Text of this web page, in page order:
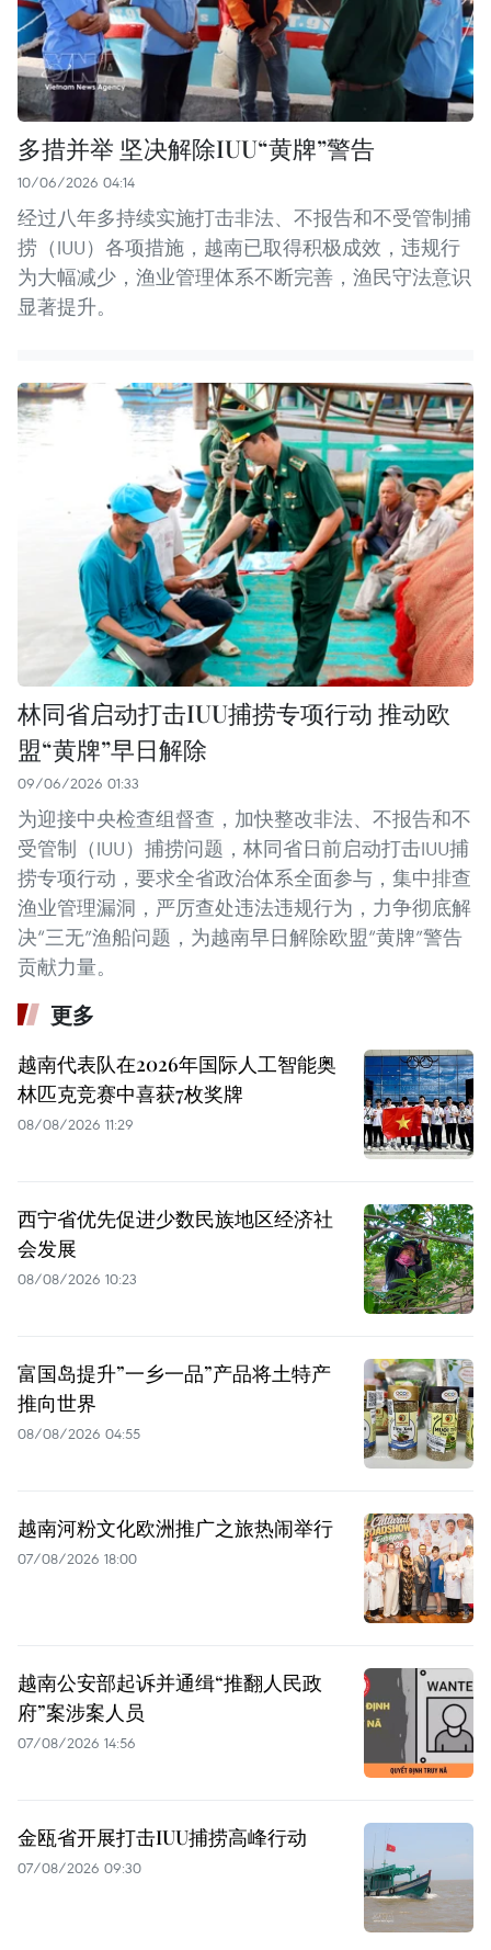
多措并举 坚决解除IUU“黄牌”警告
10/06/2026 04:14
经过八年多持续实施打击非法、不报告和不受管制捕
捞（IUU）各项措施，越南已取得积极成效，违规行
为大幅减少，渔业管理体系不断完善，渔民守法意识
显著提升。
林同省启动打击IUU捕捞专项行动 推动欧
盟“黄牌”早日解除
09/06/2026 01:33
为迎接中央检查组督查，加快整改非法、不报告和不
受管制（IUU）捕捞问题，林同省日前启动打击IUU捕
捞专项行动，要求全省政治体系全面参与，集中排查
渔业管理漏洞，严厉查处违法违规行为，力争彻底解
决“三无”渔船问题，为越南早日解除欧盟“黄牌”警告
贡献力量。
更多
越南代表队在2026年国际人工智能奥
林匹克竞赛中喜获7枚奖牌
08/08/2026 11:29
西宁省优先促进少数民族地区经济社
会发展
08/08/2026 10:23
富国岛提升”一乡一品”产品将土特产
推向世界
08/08/2026 04:55
越南河粉文化欧洲推广之旅热闹举行
07/08/2026 18:00
越南公安部起诉并通缉“推翻人民政
府”案涉案人员
07/08/2026 14:56
金瓯省开展打击IUU捕捞高峰行动
07/08/2026 09:30